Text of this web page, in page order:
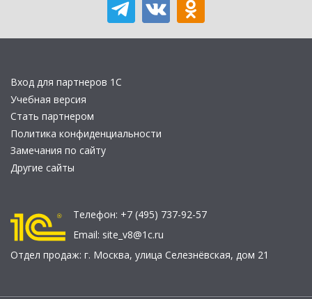
Вход для партнеров 1С
Учебная версия
Стать партнером
Политика конфиденциальности
Замечания по сайту
Другие сайты
Телефон: +7 (495) 737-92-57
Email: site_v8@1c.ru
Отдел продаж: г. Москва, улица Селезнёвская, дом 21